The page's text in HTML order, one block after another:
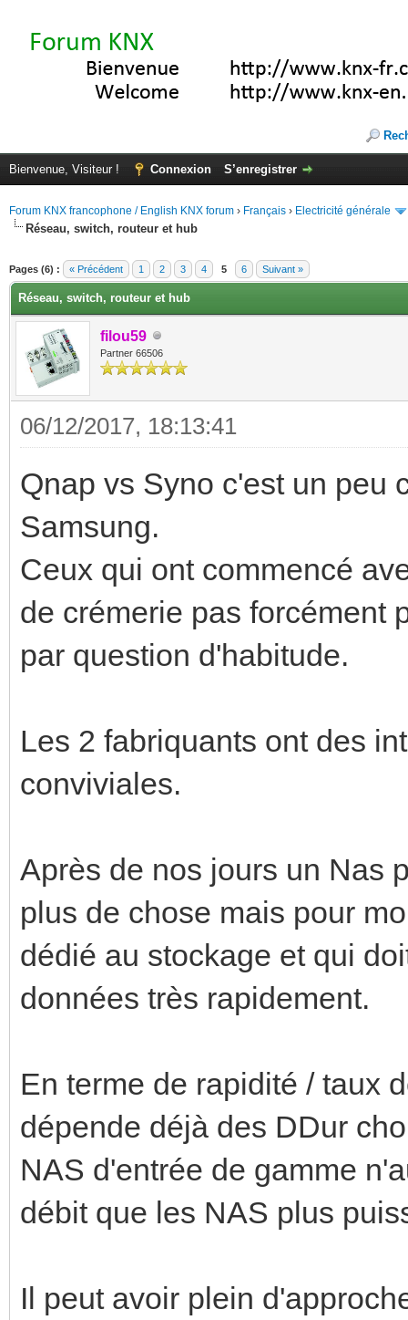
Bienvenue, Visiteur ! Connexion S’enregistrer
Forum KNX francophone / English KNX forum › Français › Electricité générale
Réseau, switch, routeur et hub
Pages (6) : « Précédent 1 2 3 4 5 6 Suivant »
Réseau, switch, routeur et hub
filou59
Partner 66506
06/12/2017, 18:13:41
Qnap vs Syno c'est un peu
Samsung.
Ceux qui ont commencé
de crémerie pas forcément
par question d'habitude.
Les 2 fabriquants ont des
conviviales.
Après de nos jours un Nas
plus de chose mais pour
dédié au stockage et qui
données très rapidement.
En terme de rapidité / taux
dépende déjà des DDur
NAS d'entrée de gamme
débit que les NAS plus
Il peut avoir plein